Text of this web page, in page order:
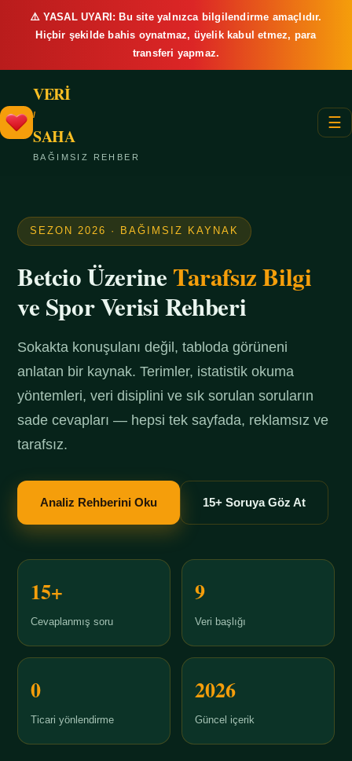
⚠️ YASAL UYARI: Bu site yalnızca bilgilendirme amaçlıdır.
Hiçbir şekilde bahis oynatmaz, üyelik kabul etmez, para
transferi yapmaz.
VERİ
/
SAHA
BAĞIMSIZ REHBER
☰
SEZON 2026 · BAĞIMSIZ KAYNAK
Betcio ÜzerineTarafsız Bilgi
ve Spor Verisi Rehberi
Sokakta konuşulanı değil, tabloda görüneni
anlatan bir kaynak. Terimler, istatistik okuma
yöntemleri, veri disiplini ve sık sorulan soruların
sade cevapları — hepsi tek sayfada, reklamsız ve
tarafsız.
Analiz Rehberini Oku 15+ Soruya Göz At
15+
Cevaplanmış soru
9
Veri başlığı
0
Ticari yönlendirme
2026
Güncel içerik